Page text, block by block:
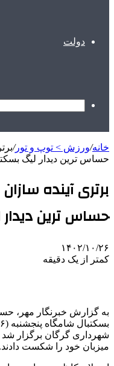
دولت
خانه/ورزش > توپ و تور/
حساس ترین دیدار لیگ
برتری آینده
حساس ترین
۱۴۰۲/۱۰/۲۶
کمتر از یک دقیقه
به گزارش خبرنگار مهر،
میزبان خود را شکست دادند.